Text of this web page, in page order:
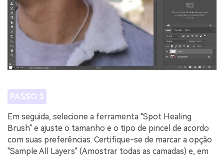
PASSO 3
Em seguida, selecione a ferramenta "Spot Healing
Brush" e ajuste o tamanho e o tipo de pincel de acordo
com suas preferências. Certifique-se de marcar a opção
"Sample All Layers" (Amostrar todas as camadas) e, em